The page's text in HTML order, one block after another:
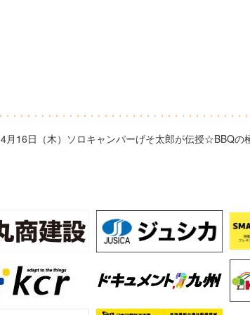
4月16日（木）ソロキャンパーげそ太郎が伝授☆BBQの